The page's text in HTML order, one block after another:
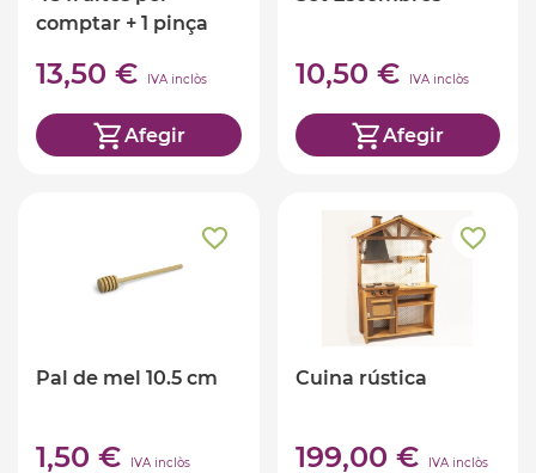
comptar + 1 pinça
13,50 € IVA inclòs
Afegir
10,50 € IVA inclòs
Afegir
Pal de mel 10.5 cm
1,50 € IVA inclòs
Cuina rústica
199,00 € IVA inclòs